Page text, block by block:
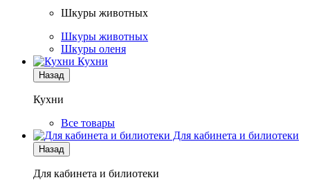
Шкуры животных
Шкуры животных
Шкуры оленя
Кухни
Назад
Кухни
Все товары
Для кабинета и билиотеки
Назад
Для кабинета и билиотеки